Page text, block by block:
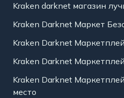
Kraken darknet магазин
Kraken Darknet Маркет
Kraken Darknet
Kraken Darknet
Kraken Darknet
место